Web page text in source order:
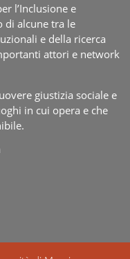
l’Inclusione e
di alcune tra le
e della ricerca
attori e network
giustizia sociale e
in cui opera e che